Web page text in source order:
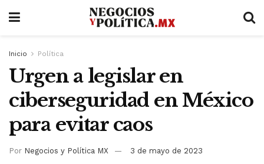
Inicio Política
Urgen a legislar en
ciberseguridad en México
para evitar caos
Por Negocios y Política MX 3 de mayo de 2023